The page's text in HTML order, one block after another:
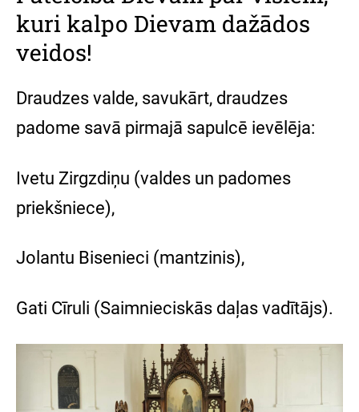
kuri kalpo Dievam dažādos
veidos!
Draudzes valde, savukārt, draudzes
padome savā pirmajā sapulcē ievēlēja:
Ivetu Zirgzdiņu (valdes un padomes
priekšniece),
Jolantu Bisenieci (mantzinis),
Gati Cīruli (Saimnieciskās daļas vadītājs).